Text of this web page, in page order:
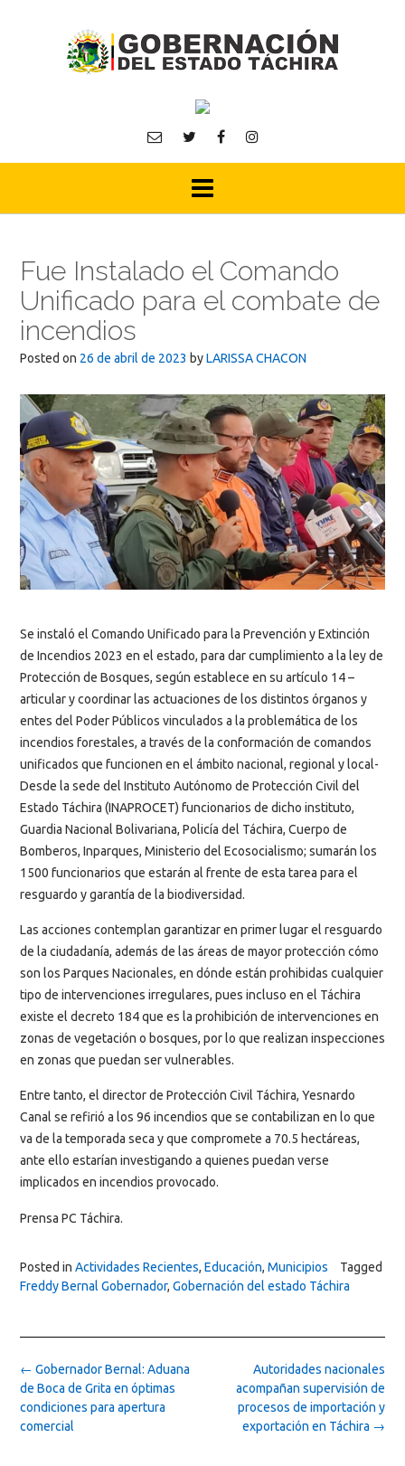
Fue Instalado el Comando
Unificado para el combate de
incendios
Posted on 26 de abril de 2023 byLARISSA CHACON
Se instaló el Comando Unificado para la Prevención y Extinción
de Incendios 2023 en el estado, para dar cumplimiento a la ley de
Protección de Bosques, según establece en su artículo 14 –
articular y coordinar las actuaciones de los distintos órganos y
entes del Poder Públicos vinculados a la problemática de los
incendios forestales, a través de la conformación de comandos
unificados que funcionen en el ámbito nacional, regional y local-
Desde la sede del Instituto Autónomo de Protección Civil del
Estado Táchira (INAPROCET) funcionarios de dicho instituto,
Guardia Nacional Bolivariana, Policía del Táchira, Cuerpo de
Bomberos, Inparques, Ministerio del Ecosocialismo; sumarán los
1500 funcionarios que estarán al frente de esta tarea para el
resguardo y garantía de la biodiversidad.
Las acciones contemplan garantizar en primer lugar el resguardo
de la ciudadanía, además de las áreas de mayor protección cómo
son los Parques Nacionales, en dónde están prohibidas cualquier
tipo de intervenciones irregulares, pues incluso en el Táchira
existe el decreto 184 que es la prohibición de intervenciones en
zonas de vegetación o bosques, por lo que realizan inspecciones
en zonas que puedan ser vulnerables.
Entre tanto, el director de Protección Civil Táchira, Yesnardo
Canal se refirió a los 96 incendios que se contabilizan en lo que
va de la temporada seca y que compromete a 70.5 hectáreas,
ante ello estarían investigando a quienes puedan verse
implicados en incendios provocado.
Prensa PC Táchira.
Posted in Actividades Recientes, Educación, Municipios
Tagged
Freddy Bernal Gobernador, Gobernación del estado Táchira
Post
navigation
Autoridades nacionales
acompañan supervisión de
procesos de importación y
exportación en Táchira →
← Gobernador Bernal: Aduana
de Boca de Grita en óptimas
condiciones para apertura
comercial